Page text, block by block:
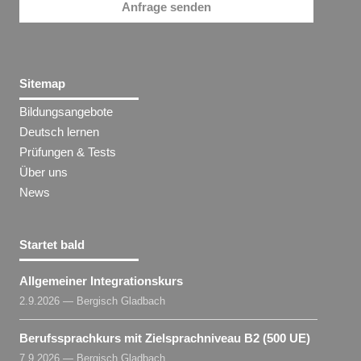
Anfrage senden
Sitemap
Bildungsangebote
Deutsch lernen
Prüfungen & Tests
Über uns
News
Startet bald
Allgemeiner Integrationskurs
2.9.2026 — Bergisch Gladbach
Berufssprachkurs mit Zielsprachniveau B2 (500 UE)
7.9.2026 — Bergisch Gladbach